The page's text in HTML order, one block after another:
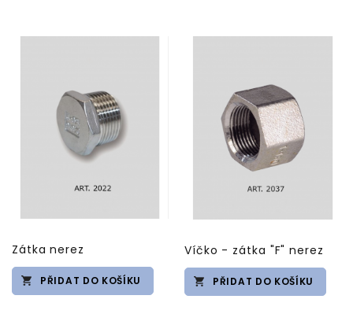
Zátka nerez
PŘIDAT DO KOŠÍKU
Víčko - zátka "F" nerez
PŘIDAT DO KOŠÍKU